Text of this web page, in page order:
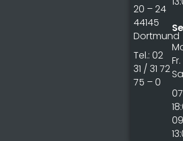
20 – 24
44145
Dortmund
Tel.: 02
31 / 31 72
75 – 0
Fr.